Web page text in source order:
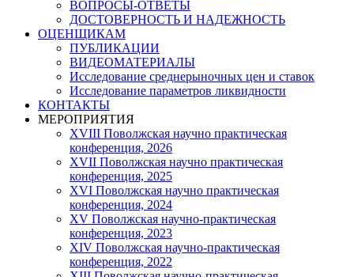
ВОПРОСЫ-ОТВЕТЫ
ДОСТОВЕРНОСТЬ И НАДЕЖНОСТЬ
ОЦЕНЩИКАМ
ПУБЛИКАЦИИ
ВИДЕОМАТЕРИАЛЫ
Исследование среднерыночных цен и ставок
Исследование параметров ликвидности
КОНТАКТЫ
МЕРОПРИЯТИЯ
XVIII Поволжская научно практическая
конференция, 2026
XVII Поволжская научно практическая
конференция, 2025
XVI Поволжская научно практическая
конференция, 2024
ХV Поволжская научно-практическая
конференция, 2023
ХIV Поволжская научно-практическая
конференция, 2022